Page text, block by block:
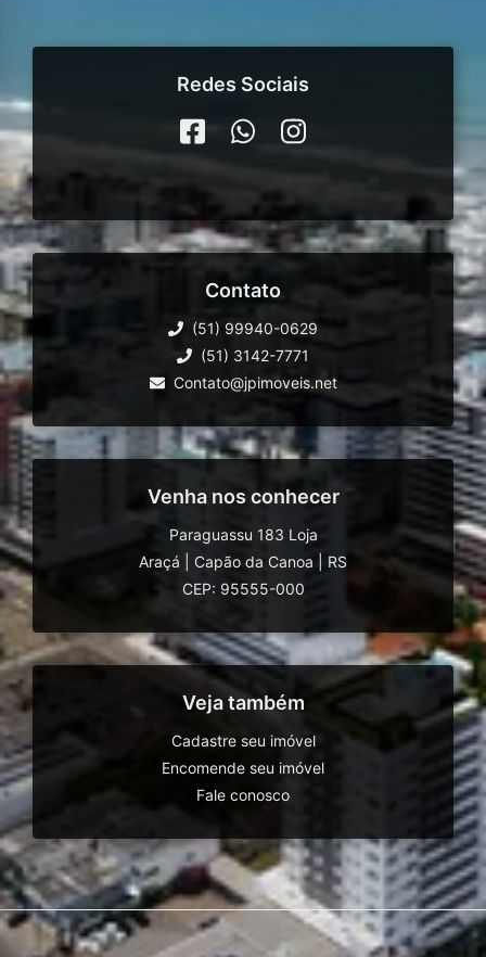
Redes Sociais
Contato
(51) 99940-0629
(51) 3142-7771
Contato@jpimoveis.net
Venha nos conhecer
Paraguassu 183 Loja
Araçá
Capão da Canoa
RS
CEP: 95555-000
Veja também
Cadastre seu imóvel
Encomende seu imóvel
Fale conosco